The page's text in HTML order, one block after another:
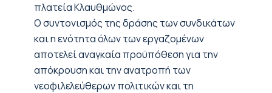
πλατεία Κλαυθμώνος.
Ο συντονισμός της δράσης των συνδικάτων
και η ενότητα όλων των εργαζομένων
αποτελεί αναγκαία προϋπόθεση για την
απόκρουση και την ανατροπή των
νεοφιλελεύθερων πολιτικών και τη